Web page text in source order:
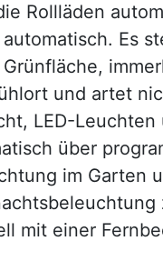
Rollläden
Es
und artet
LED-
über
im Garten
mit einer